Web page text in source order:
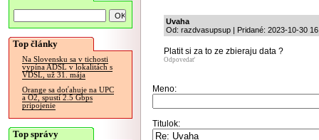
Top články
Na Slovensku sa v tichosti
vypína ADSL v lokalitách s
VDSL, už 31. mája
Orange sa doťahuje na UPC
a O2, spustí 2.5 Gbps
pripojenie
Top správy
Uvaha
Od: razdvasupsup | Pridané: 2023-10-30
Platit si za to ze zbieraju data ?
Odpovedať
Meno:
Titulok: